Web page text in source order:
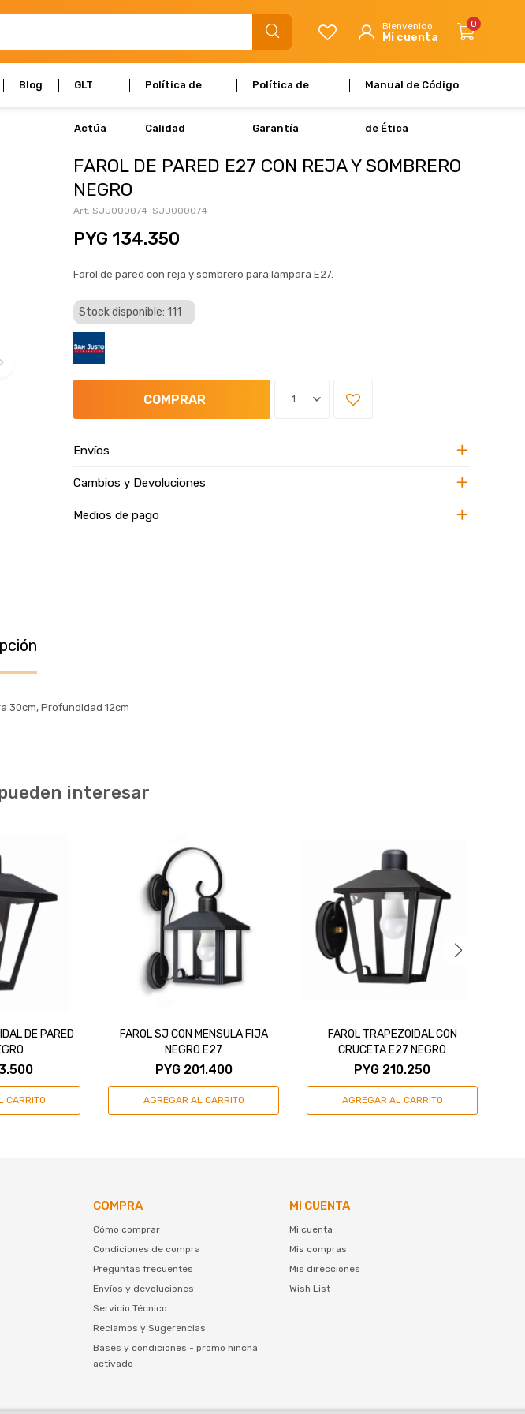
Blog GLT
Actúa
Política de
Calidad
Política de
Garantía
Manual de Código
de Ética
0
FAROL DE PARED E27 CON REJA Y SOMBRERO
NEGRO
SJU000074-SJU000074
PYG 134.350
Farol de pared con reja y sombrero para lámpara E27.
Stock disponible: 111
1
COMPRAR
Envíos
Cambios y Devoluciones
Medios de pago
30cm, Profundidad 12cm
interesar
DE PARED
FAROL SJ CON MENSULA FIJA
NEGRO E27
PYG 201.400
FAROL TRAPEZOIDAL CON
CRUCETA E27 NEGRO
PYG 210.250
COMPRA
Cómo comprar
Condiciones de compra
Preguntas frecuentes
Envíos y devoluciones
Servicio Técnico
Reclamos y Sugerencias
Bases y condiciones - promo hincha
activado
MI CUENTA
Mi cuenta
Mis compras
Mis direcciones
Wish List